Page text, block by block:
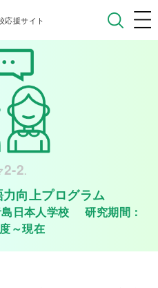
応援サイト
2-2.
向上プログラム
日本人学校 研究期間：
～現在